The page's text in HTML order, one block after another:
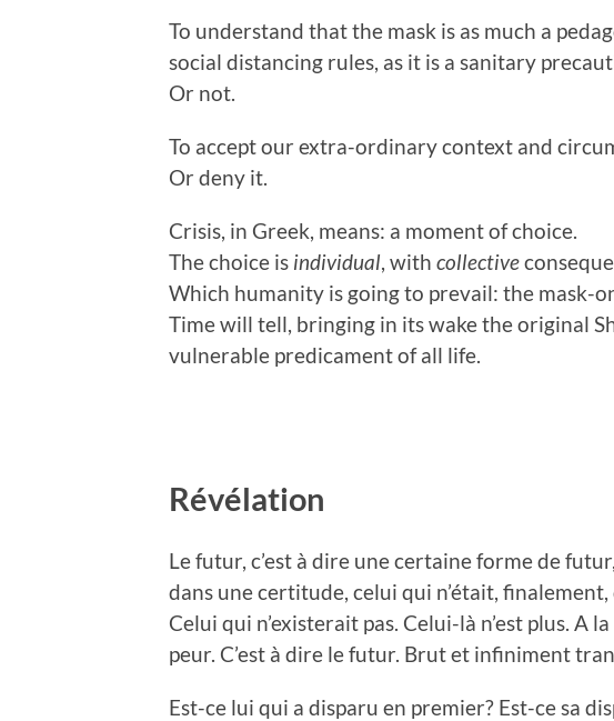
To understand that the mask is as much a
social distancing rules, as it is a sanitary
Or not.
To accept our extra-ordinary context and
Or deny it.
Crisis, in Greek, means: a moment of choice.
The choice is individual , with collective
Which humanity is going to prevail: the mask-
Time will tell, bringing in its wake the original
vulnerable predicament of all life.
Révélation
Le futur, c’est à dire une certaine forme de
dans une certitude, celui qui n’était,
Celui qui n’existerait pas. Celui-là n’est plus. A
peur. C’est à dire le futur. Brut et infiniment
Est-ce lui qui a disparu en premier? Est-ce sa